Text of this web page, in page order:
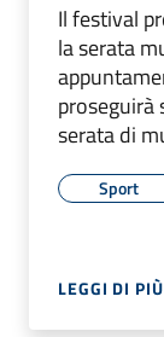
Il festival
la serata
proseguirà
serata di
Sport
LEGGI DI PIÙ